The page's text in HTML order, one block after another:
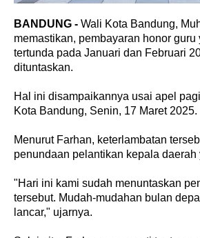
BANDUNG - Wali Kota Bandung,
memastikan, pembayaran honor guru
tertunda pada Januari dan Februari
dituntaskan.
Hal ini disampaikannya usai apel
Kota Bandung, Senin, 17 Maret 2025.
Menurut Farhan, keterlambatan
penundaan pelantikan kepala daerah
"Hari ini kami sudah menuntaskan
tersebut. Mudah-mudahan bulan
lancar," ujarnya.